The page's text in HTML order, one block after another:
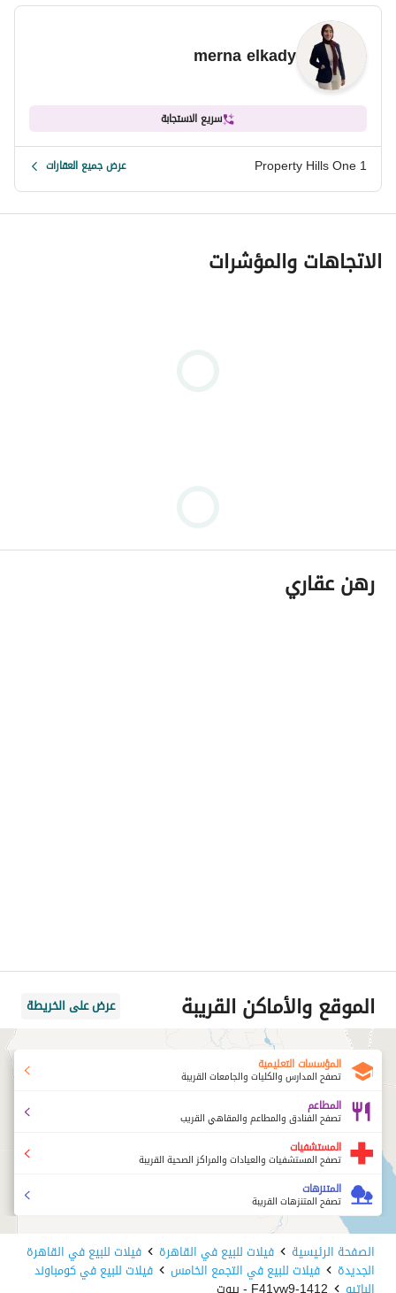
merna elkady
سريع الاستجابة
Property Hills One 1 عرض جميع العقارات
الاتجاهات والمؤشرات
رهن عقاري
الموقع والأماكن القريبة عرض على الخريطة
المؤسسات التعليمية
تصفح المدارس والكليات والجامعات القريبة
المطاعم
تصفح الفنادق والمطاعم والمقاهي القريب
المستشفيات
تصفح المستشفيات والعيادات والمراكز الصحية القريبة
المتنزهات
تصفح المتنزهات القريبة
الصفحة الرئيسية فيلات للبيع في القاهرة فيلات للبيع في القاهرة
الجديدة فيلات للبيع في التجمع الخامس فيلات للبيع في كومباوند